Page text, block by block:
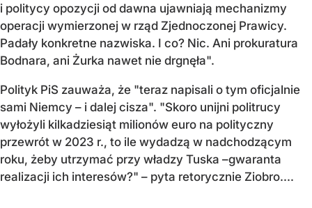
i politycy opozycji od dawna ujawniają mechanizmy
operacji wymierzonej w rząd Zjednoczonej Prawicy.
Padały konkretne nazwiska. I co? Nic. Ani prokuratura
Bodnara, ani Żurka nawet nie drgnęła".
Polityk PiS zauważa, że "teraz napisali o tym oficjalnie
sami Niemcy – i dalej cisza". "Skoro unijni politrucy
wyłożyli kilkadziesiąt milionów euro na polityczny
przewrót w 2023 r., to ile wydadzą w nadchodzącym
roku, żeby utrzymać przy władzy Tuska –gwaranta
realizacji ich interesów?" – pyta retorycznie Ziobro....